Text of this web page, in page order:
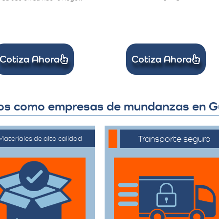
Cotiza Ahora Cotiza Ahora
como empresas de mundanzas en
de alta calidad
de primera
categoría para
que todas
sus pertenencias
Transporte seguro
tecnología avanzada
para asegurar que
cada artículo llegue en